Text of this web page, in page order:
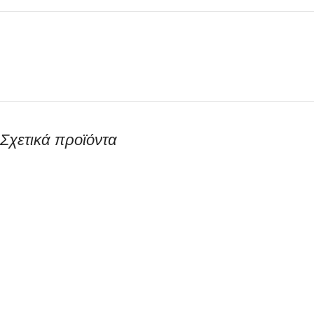
Σχετικά προϊόντα